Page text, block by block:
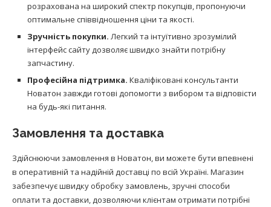
розрахована на широкий спектр покупців, пропонуючи
оптимальне співвідношення ціни та якості.
Зручність покупки. Легкий та інтуїтивно зрозумілий
інтерфейс сайту дозволяє швидко знайти потрібну
запчастину.
Професійна підтримка. Кваліфіковані консультанти
Новатон завжди готові допомогти з вибором та відповісти
на будь-які питання.
Замовлення та доставка
Здійснюючи замовлення в Новатон, ви можете бути впевнені
в оперативній та надійній доставці по всій Україні. Магазин
забезпечує швидку обробку замовлень, зручні способи
оплати та доставки, дозволяючи клієнтам отримати потрібні